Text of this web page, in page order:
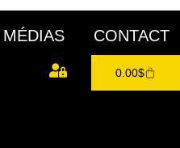
MÉDIAS CONTACT
0.00$